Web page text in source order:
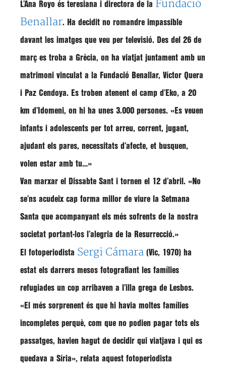
L’Ana Royo és teresiana i directora de la Fundació
Benallar. Ha decidit no romandre impassible
davant les imatges que veu per televisió. Des del 26 de
març es troba a Grècia, on ha viatjat juntament amb un
matrimoni vinculat a la Fundació Benallar, Víctor Quera
i Paz Cendoya. Es troben atenent el camp d’Eko, a 20
km d’Idomeni, on hi ha unes 3.000 persones. «Es veuen
infants i adolescents per tot arreu, corrent, jugant,
ajudant els pares, necessitats d’afecte, et busquen,
volen estar amb tu…»
Van marxar el Dissabte Sant i tornen el 12 d’abril. «No
se’ns acudeix cap forma millor de viure la Setmana
Santa que acompanyant els més sofrents de la nostra
societat portant-los l’alegria de la Resurrecció.»
El fotoperiodista Sergi Cámara (Vic, 1970) ha
estat els darrers mesos fotografiant les famílies
refugiades un cop arribaven a l’illa grega de Lesbos.
«El més sorprenent és que hi havia moltes famílies
incompletes perquè, com que no podien pagar tots els
passatges, havien hagut de decidir qui viatjava i qui es
quedava a Síria», relata aquest fotoperiodista